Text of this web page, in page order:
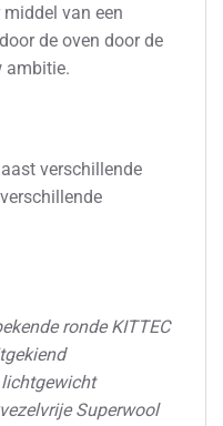
van een
de oven door de
ambitie.
verschillende
ronde KITTEC
Superwool